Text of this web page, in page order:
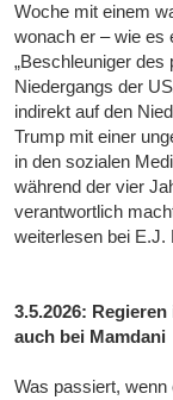
Woche mit einem
wonach er – wie es
„Beschleuniger des
Niedergangs der
indirekt auf den
Trump mit einer
in den sozialen
während der vier
verantwortlich
weiterlesen bei E.J.
3.5.2026:
auch bei Mamdani
Was passiert,